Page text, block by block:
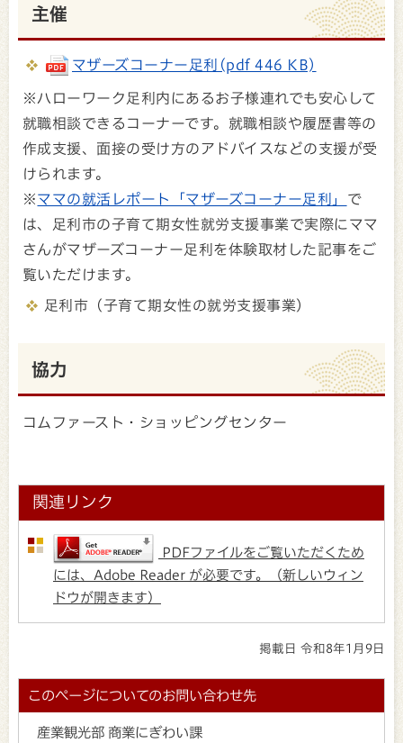
主催
マザーズコーナー足利(pdf 446 KB)
※ハローワーク足利内にあるお子様連れでも安心して
就職相談できるコーナーです。就職相談や履歴書等の
作成支援、面接の受け方のアドバイスなどの支援が受
けられます。
※ママの就活レポート「マザーズコーナー足利」 で
は、足利市の子育て期女性就労支援事業で実際にママ
さんがマザーズコーナー足利を体験取材した記事をご
覧いただけます。
足利市（子育て期女性の就労支援事業）
協力
コムファースト・ショッピングセンター
関連リンク
PDFファイルをご覧いただくため
には、Adobe Reader が必要です。（新しいウィン
ドウが開きます）
掲載日 令和8年1月9日
このページについてのお問い合わせ先
産業観光部 商業にぎわい課